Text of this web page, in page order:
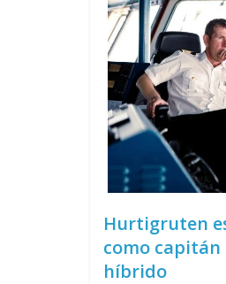
Hurtigruten
como
híbrido